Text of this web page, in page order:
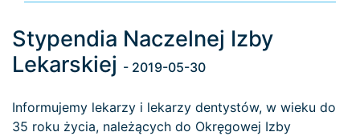
Loading...
Stypendia Naczelnej Izby
Lekarskiej - 2019-05-30
Informujemy lekarzy i lekarzy dentystów, w wieku do
35 roku życia, należących do Okręgowej Izby